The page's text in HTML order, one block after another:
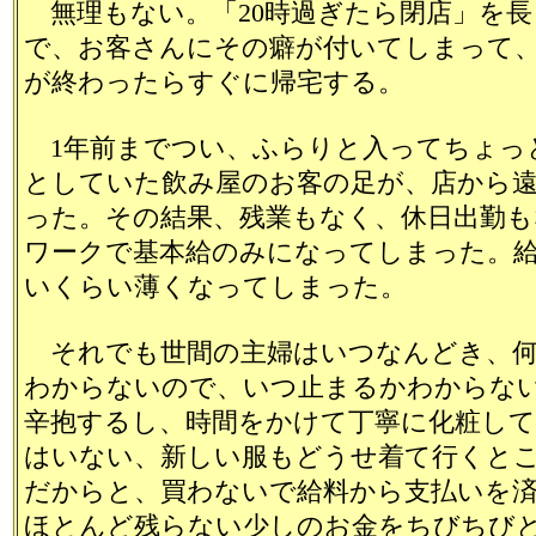
無理もない。「20時過ぎたら閉店」を
で、お客さんにその癖が付いてしまって
が終わったらすぐに帰宅する。
1年前までつい、ふらりと入ってちょっ
としていた飲み屋のお客の足が、店から
った。その結果、残業もなく、休日出勤
ワークで基本給のみになってしまった。
いくらい薄くなってしまった。
それでも世間の主婦はいつなんどき、
わからないので、いつ止まるかわからな
辛抱するし、時間をかけて丁寧に化粧し
はいない、新しい服もどうせ着て行くと
だからと、買わないで給料から支払いを
ほとんど残らない少しのお金をちびちび